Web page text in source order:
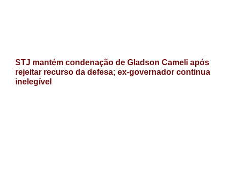
STJ mantém condenação de Gladson Cameli após
rejeitar recurso da defesa; ex-governador continua
inelegível